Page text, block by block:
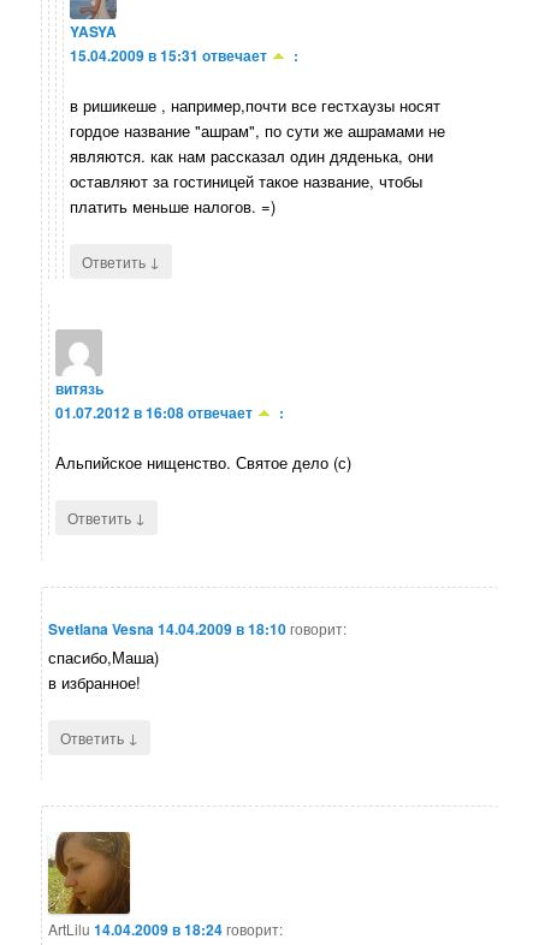
YASYA
15.04.2009 в 15:31 отвечает :
в ришикеше , например,почти все гестхаузы носят
гордое название "ашрам", по сути же ашрамами не
являются. как нам рассказал один дяденька, они
оставляют за гостиницей такое название, чтобы
платить меньше налогов. =)
Ответить ↓
витязь
01.07.2012 в 16:08отвечает :
Альпийское нищенство. Святое дело (с)
Ответить ↓
Svetlana Vesna14.04.2009 в 18:10говорит:
спасибо,Маша)
в избранное!
Ответить ↓
ArtLilu 14.04.2009 в 18:24говорит: